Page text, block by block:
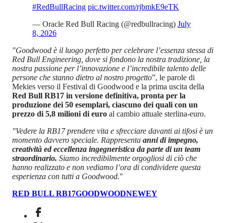
#RedBullRacing pic.twitter.com/rjbmkE9eTK
— Oracle Red Bull Racing (@redbullracing) July
8, 2026
"Goodwood è il luogo perfetto per celebrare l’essenza stessa di
Red Bull Engineering, dove si fondono la nostra tradizione, la
nostra passione per l’innovazione e l’incredibile talento delle
persone che stanno dietro al nostro progetto”, le parole di
Mekies verso il Festival di Goodwood e la prima uscita della
Red Bull RB17 in versione definitiva, pronta per la
produzione dei 50 esemplari, ciascuno dei quali con un
prezzo di 5,8 milioni di euro al cambio attuale sterlina-euro.
"Vedere la RB17 prendere vita e sfrecciare davanti ai tifosi è un
momento davvero speciale. Rappresenta anni di impegno,
creatività ed eccellenza ingegneristica da parte di un team
straordinario. Siamo incredibilmente orgogliosi di ciò che
hanno realizzato e non vediamo l’ora di condividere questa
esperienza con tutti a Goodwood."
RED BULL RB17GOODWOODNEWEY